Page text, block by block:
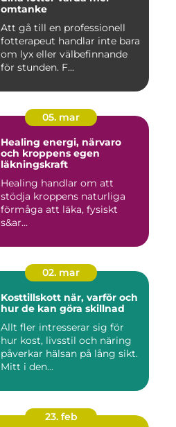
omtanke
Att gå till en professionell
fotterapeut handlar inte bara
om lyx eller välbefinnande
för stunden. F...
05. mar
Healing energi, närvaro
och kroppens egen
läkningskraft
Healing handlar om att
stödja kroppens naturliga
förmåga att läka, fysiskt
s&ar...
02. mar
Kosttillskott när, varför och
hur de kan göra skillnad
Allt fler intresserar sig för
hur kost, livsstil och näring
påverkar hälsan på lång sikt.
Mitt i den...
23. feb